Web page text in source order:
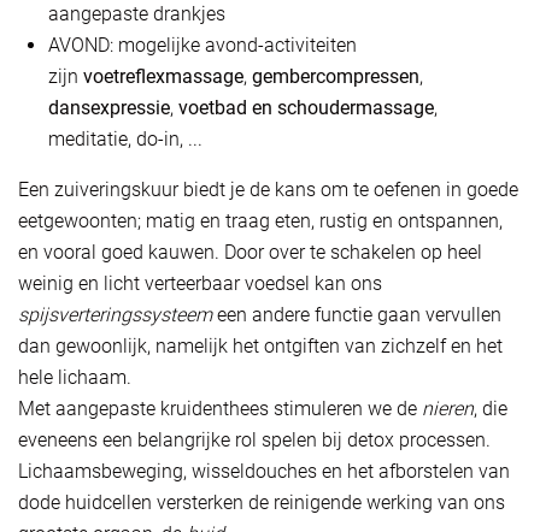
aangepaste drankjes
AVOND: mogelijke avond-activiteiten
zijn voetreflexmassage, gembercompressen,
dansexpressie, voetbad en schoudermassage,
meditatie, do-in, ...
Een zuiveringskuur biedt je de kans om te oefenen in goede
eetgewoonten; matig en traag eten, rustig en ontspannen,
en vooral goed kauwen. Door over te schakelen op heel
weinig en licht verteerbaar voedsel kan ons
spijsverteringssysteemeen andere functie gaan vervullen
dan gewoonlijk, namelijk het ontgiften van zichzelf en het
hele lichaam.
Met aangepaste kruidenthees stimuleren we de nieren, die
eveneens een belangrijke rol spelen bij detox processen.
Lichaamsbeweging, wisseldouches en het afborstelen van
dode huidcellen versterken de reinigende werking van ons